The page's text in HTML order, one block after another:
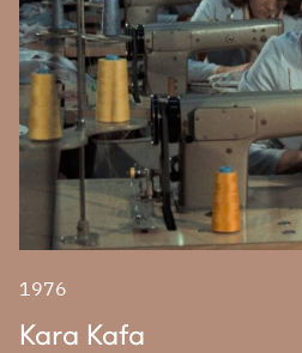
Kara Kafa
1976